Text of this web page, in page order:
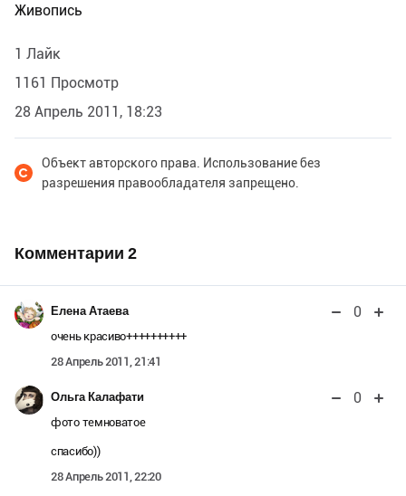
Живопись
1 Лайк
1161 Просмотр
28 Апрель 2011, 18:23
Объект авторского права. Использование без
разрешения правообладателя запрещено.
Комментарии 2
Елена Атаева 0
очень красиво++++++++++
28 Апрель 2011, 21:41
Ольга Калафати 0
фото темноватое
спасибо))
28 Апрель 2011, 22:20